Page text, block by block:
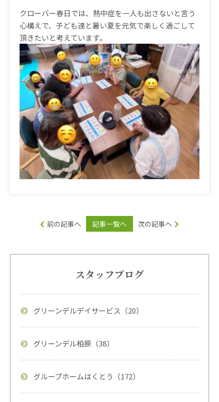
クローバー春日では、熱中症を一人も出さないと言う
心構えで、子ども達と暑い夏を元気で楽しく過ごして
頂きたいと考えています。
前の記事へ 記事一覧へ 次の記事へ
スタッフブログ
グリーンデルデイサービス（20）
グリーンデル柏原（38）
グループホームはくとう（172）